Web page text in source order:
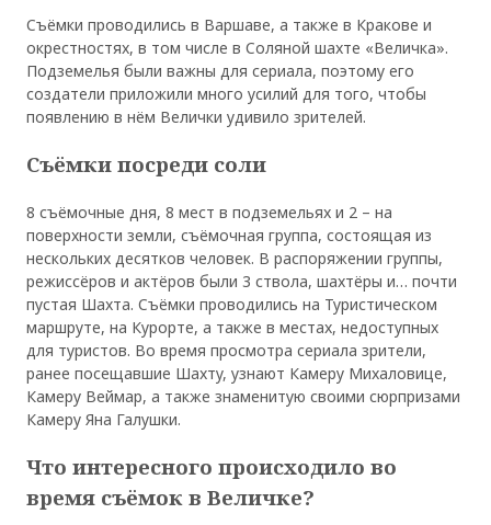
Съёмки проводились в Варшаве, а также в Кракове и
окрестностях, в том числе в Соляной шахте «Величка».
Подземелья были важны для сериала, поэтому его
создатели приложили много усилий для того, чтобы
появлению в нём Велички удивило зрителей.
Съёмки посреди соли
8 съёмочные дня, 8 мест в подземельях и 2 – на
поверхности земли, съёмочная группа, состоящая из
нескольких десятков человек. В распоряжении группы,
режиссёров и актёров были 3 ствола, шахтёры и… почти
пустая Шахта. Съёмки проводились на Туристическом
маршруте, на Курорте, а также в местах, недоступных
для туристов. Во время просмотра сериала зрители,
ранее посещавшие Шахту, узнают Камеру Михаловице,
Камеру Веймар, а также знаменитую своими сюрпризами
Камеру Яна Галушки.
Что интересного происходило во
время съёмок в Величке?